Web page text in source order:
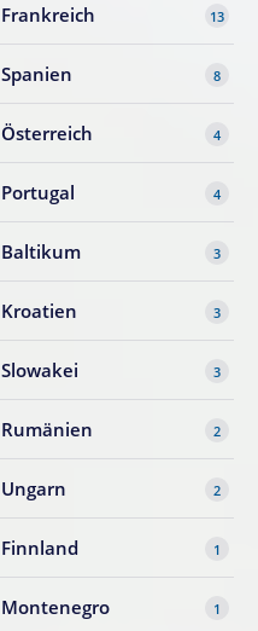
Frankreich 13
Spanien 8
Österreich 4
Portugal 4
Baltikum 3
Kroatien 3
Slowakei 3
Rumänien 2
Ungarn 2
Finnland 1
Montenegro 1